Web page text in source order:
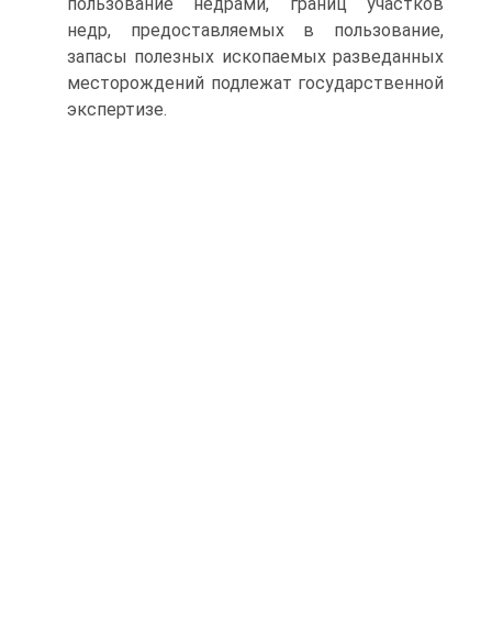
недр, предоставляемых в пользование,
запасы полезных ископаемых разведанных
месторождений подлежат государственной
экспертизе.